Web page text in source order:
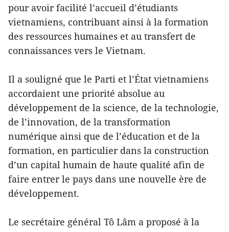
pour avoir facilité l’accueil d’étudiants
vietnamiens, contribuant ainsi à la formation
des ressources humaines et au transfert de
connaissances vers le Vietnam.
Il a souligné que le Parti et l’État vietnamiens
accordaient une priorité absolue au
développement de la science, de la technologie,
de l’innovation, de la transformation
numérique ainsi que de l’éducation et de la
formation, en particulier dans la construction
d’un capital humain de haute qualité afin de
faire entrer le pays dans une nouvelle ère de
développement.
Le secrétaire général Tô Lâm a proposé à la